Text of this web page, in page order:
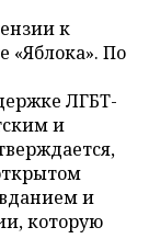
к
«Яблока». По
ЛГБТ-
и
и
которую